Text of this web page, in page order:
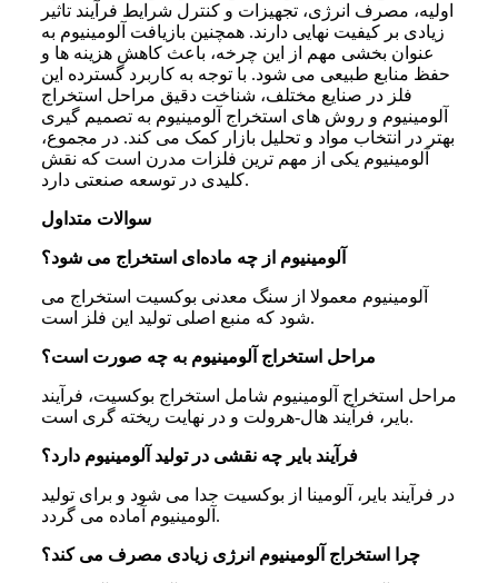
اولیه، مصرف انرژی، تجهیزات و کنترل شرایط فرآیند تاثیر
زیادی بر کیفیت نهایی دارند. همچنین بازیافت آلومینیوم به
عنوان بخشی مهم از این چرخه، باعث کاهش هزینه ها و
حفظ منابع طبیعی می شود. با توجه به کاربرد گسترده این
فلز در صنایع مختلف، شناخت دقیق مراحل استخراج
آلومینیوم و روش های استخراج آلومینیوم به تصمیم گیری
بهتر در انتخاب مواد و تحلیل بازار کمک می کند. در مجموع،
آلومینیوم یکی از مهم ترین فلزات مدرن است که نقش
کلیدی در توسعه صنعتی دارد.
سوالات متداول
آلومینیوم از چه ماده‌ای استخراج می‌ شود؟
آلومینیوم معمولا از سنگ معدنی بوکسیت استخراج می
شود که منبع اصلی تولید این فلز است.
مراحل استخراج آلومینیوم به چه صورت است؟
مراحل استخراج آلومینیوم شامل استخراج بوکسیت، فرآیند
بایر، فرآیند هال-هرولت و در نهایت ریخته گری است.
فرآیند بایر چه نقشی در تولید آلومینیوم دارد؟
در فرآیند بایر، آلومینا از بوکسیت جدا می شود و برای تولید
آلومینیوم آماده می گردد.
چرا استخراج آلومینیوم انرژی زیادی مصرف می‌ کند؟